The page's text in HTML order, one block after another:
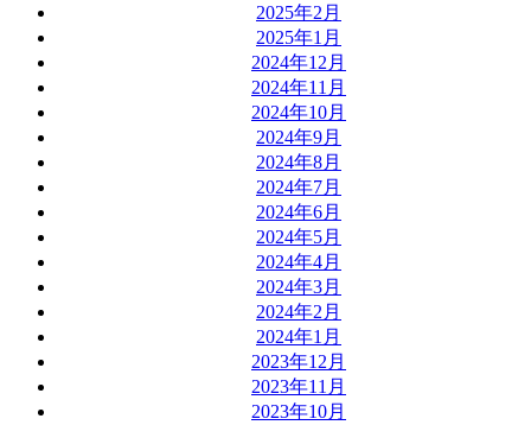
2025年2月
2025年1月
2024年12月
2024年11月
2024年10月
2024年9月
2024年8月
2024年7月
2024年6月
2024年5月
2024年4月
2024年3月
2024年2月
2024年1月
2023年12月
2023年11月
2023年10月